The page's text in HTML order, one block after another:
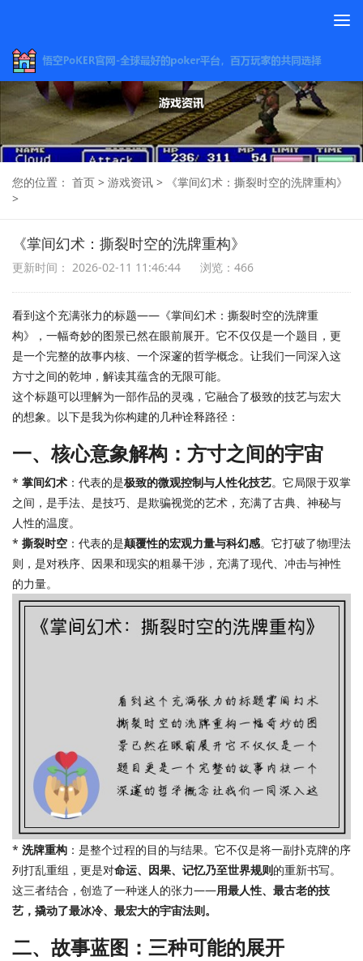
您的位置： 首页 > 游戏资讯 >
《掌间幻术：撕裂时空的洗牌重构》
>
《掌间幻术：撕裂时空的洗牌重构》
更新时间： 2026-02-11 11:46:44 浏览：466
看到这个充满张力的标题——《掌间幻术：撕裂时空的洗牌重
构》，一幅奇妙的图景已然在眼前展开。它不仅仅是一个题目，更
是一个完整的故事内核、一个深邃的哲学概念。让我们一同深入这
方寸之间的乾坤，解读其蕴含的无限可能。
这个标题可以理解为一部作品的灵魂，它融合了极致的技艺与宏大
的想象。以下是我为你构建的几种诠释路径：
一、核心意象解构：方寸之间的宇宙
* 掌间幻术 ：代表的是极致的微观控制与人性化技艺。它局限于双掌
之间，是手法、是技巧、是欺骗视觉的艺术，充满了古典、神秘与
人性的温度。
* 撕裂时空 ：代表的是颠覆性的宏观力量与科幻感。它打破了物理法
则，是对秩序、因果和现实的粗暴干涉，充满了现代、冲击与神性
的力量。
* 洗牌重构 ：是整个过程的目的与结果。它不仅是将一副扑克牌的序
列打乱重组，更是对命运、因果、记忆乃至世界规则的重新书写。
这三者结合，创造了一种迷人的张力——用最人性、最古老的技
艺，撬动了最冰冷、最宏大的宇宙法则。
二、故事蓝图：三种可能的展开